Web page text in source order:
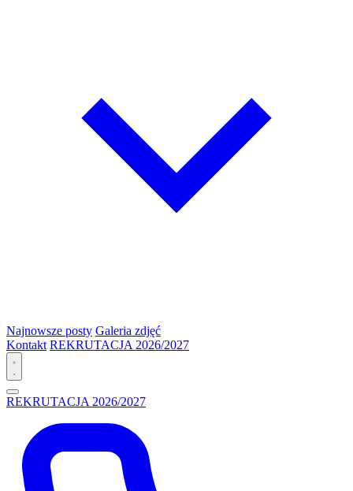
Najnowsze posty Galeria zdjęć
Kontakt REKRUTACJA 2026/2027
REKRUTACJA 2026/2027